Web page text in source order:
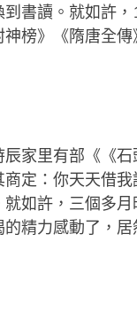
書讀。就如許
榜》《隋唐全
家里有部《《
定：你天天借
如許，三個多
精力感動了，